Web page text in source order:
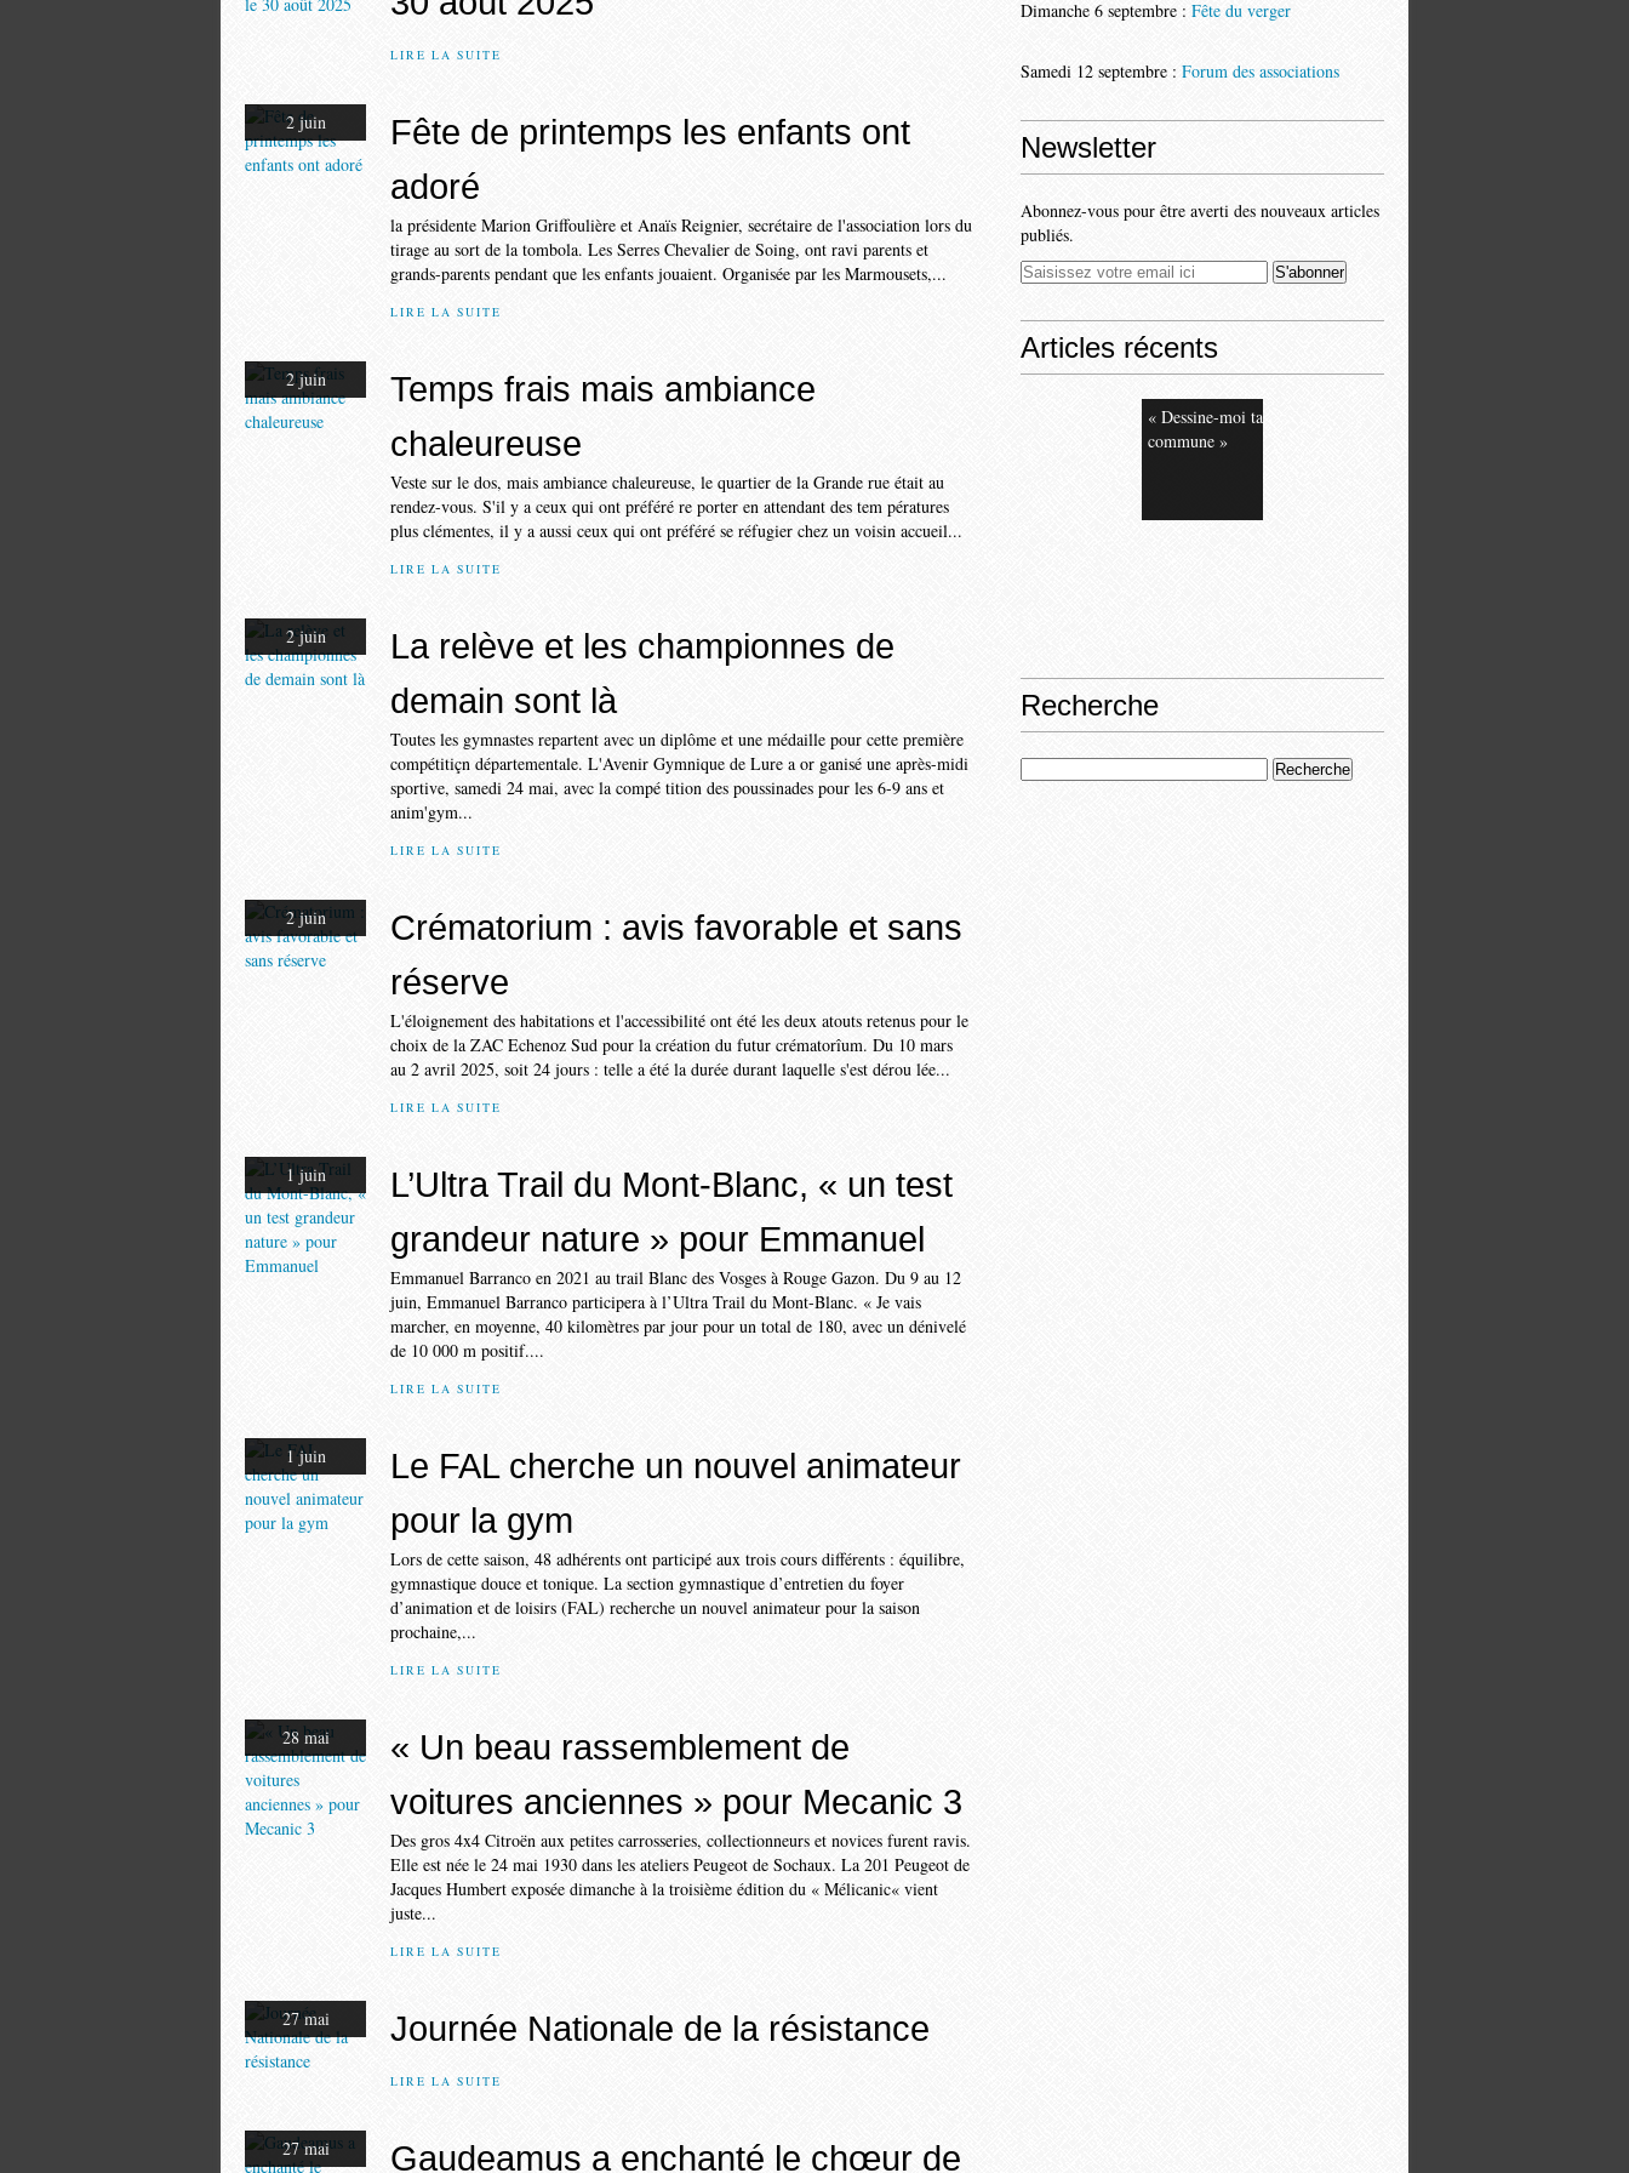
LIRE LA SUITE
2 juin
Fête de printemps les enfants ont
adoré
la présidente Marion Griffoulière et Anaïs Reignier, secrétaire de l'association lors du
tirage au sort de la tombola. Les Serres Chevalier de Soing, ont ravi parents et
grands-parents pendant que les enfants jouaient. Organisée par les Marmousets,...
LIRE LA SUITE
2 juin
Temps frais mais ambiance
chaleureuse
Veste sur le dos, mais ambiance chaleureuse, le quartier de la Grande rue était au
rendez-vous. S'il y a ceux qui ont préféré re porter en attendant des tem pératures
plus clémentes, il y a aussi ceux qui ont préféré se réfugier chez un voisin accueil...
LIRE LA SUITE
2 juin
La relève et les championnes de
demain sont là
Toutes les gymnastes repartent avec un diplôme et une médaille pour cette première
compétitiçn départementale. L'Avenir Gymnique de Lure a or ganisé une après-midi
sportive, samedi 24 mai, avec la compé tition des poussinades pour les 6-9 ans et
anim'gym...
LIRE LA SUITE
2 juin
Crématorium : avis favorable et sans
réserve
L'éloignement des habitations et l'accessibilité ont été les deux atouts retenus pour le
choix de la ZAC Echenoz Sud pour la création du futur crématorîum. Du 10 mars
au 2 avril 2025, soit 24 jours : telle a été la durée durant laquelle s'est dérou lée...
LIRE LA SUITE
1 juin
L’Ultra Trail du Mont-Blanc, « un test
grandeur nature » pour Emmanuel
Emmanuel Barranco en 2021 au trail Blanc des Vosges à Rouge Gazon. Du 9 au 12
juin, Emmanuel Barranco participera à l’Ultra Trail du Mont-Blanc. « Je vais
marcher, en moyenne, 40 kilomètres par jour pour un total de 180, avec un dénivelé
de 10 000 m positif....
LIRE LA SUITE
1 juin
Le FAL cherche un nouvel animateur
pour la gym
Lors de cette saison, 48 adhérents ont participé aux trois cours différents : équilibre,
gymnastique douce et tonique. La section gymnastique d’entretien du foyer
d’animation et de loisirs (FAL) recherche un nouvel animateur pour la saison
prochaine,...
LIRE LA SUITE
28 mai
« Un beau rassemblement de
voitures anciennes » pour Mecanic 3
Des gros 4x4 Citroën aux petites carrosseries, collectionneurs et novices furent ravis.
Elle est née le 24 mai 1930 dans les ateliers Peugeot de Sochaux. La 201 Peugeot de
Jacques Humbert exposée dimanche à la troisième édition du « Mélicanic« vient
juste...
LIRE LA SUITE
27 mai Journée Nationale de la résistance
LIRE LA SUITE
27 mai Gaudeamus a enchanté le chœur de
Dimanche 6 septembre : Fête du verger
Samedi 12 septembre : Forum des associations
Newsletter
Abonnez-vous pour être averti des nouveaux articles
publiés.
Articles récents
« Dessine-moi ta
commune »
Recherche